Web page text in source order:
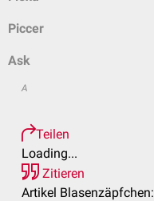
Piccer
Ask
A
Teilen
Loading...
Zitieren
Artikel Blasenzäpfchen: